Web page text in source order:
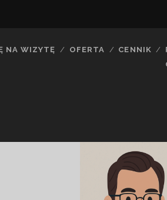
NA WIZYTĘ OFERTA CENNIK